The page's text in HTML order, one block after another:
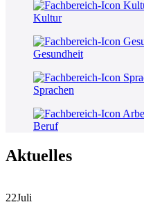
Kultur
Gesundheit
Sprachen
Beruf
Aktuelles
22Juli